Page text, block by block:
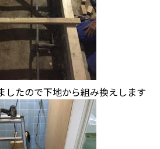
したので下地から組み換えします